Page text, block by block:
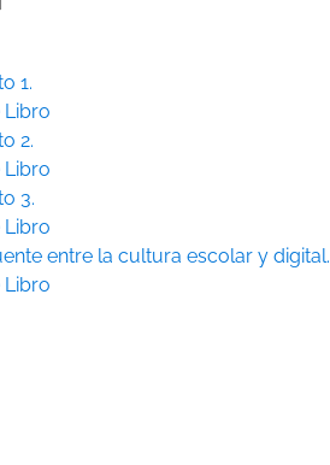
1.
Libro
2.
Libro
3.
Libro
entre la cultura escolar y digital.
Libro